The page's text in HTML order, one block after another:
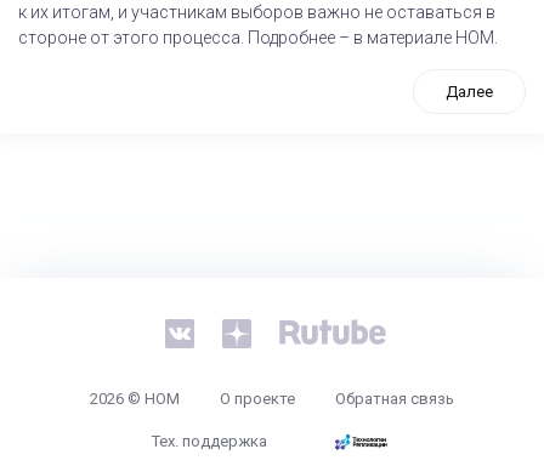
к их итогам, и участникам выборов важно не оставаться в
стороне от этого процесса. Подробнее – в материале НОМ.
Далее
2026 © НОМ О проекте Обратная связь
Тех. поддержка